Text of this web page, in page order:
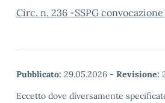
Circ. n. 236 -SSPG
Pubblicato: 29.05.2026 - Revisione:
Eccetto dove diversamente